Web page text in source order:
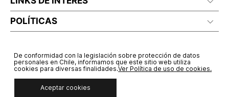
POLÍTICAS
De conformidad con la legislación sobre protección de datos
personales en Chile, informamos que este sitio web utiliza
cookies para diversas finalidades.Ver Política de uso de cookies.
Aceptar cookies